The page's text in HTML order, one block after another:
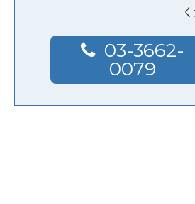
03-3662-
0079